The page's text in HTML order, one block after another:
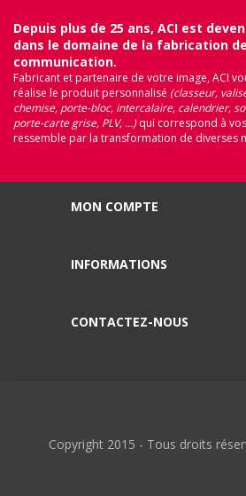
Depuis plus de 25 ans, ACI est
dans le domaine de la fabrication
communication.
Fabricant et partenaire de votre image, ACI
réalise le produit personnalisé (classeur,
chemise, porte-bloc, intercalaire, calendrier,
porte-carte grise, PLV, ...)qui correspond à
ressemble par la transformation de diverses
MON COMPTE
INFORMATIONS
CONTACTEZ-NOUS
Copyright 2015 - Tous droits